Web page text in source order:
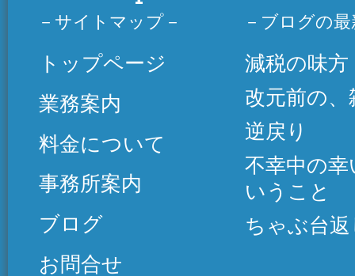
サイトマップ
トップページ
業務案内
料金について
事務所案内
ブログ
お問合せ
ブログの最
減税の味方
改元前の、
逆戻り
不幸中の
いうこと
ちゃぶ台